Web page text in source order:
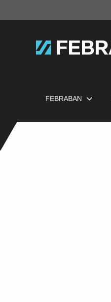
FEBRABAN